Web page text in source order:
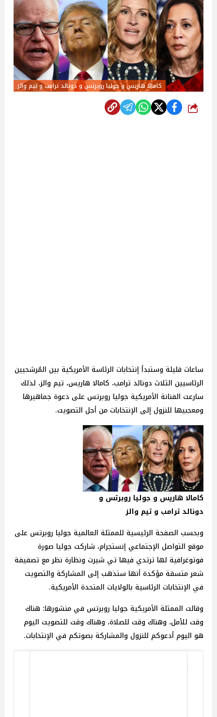
كامالا هاريس و جوليا روبرتس و دونالد ترامب و تيم والز
شارك
ساعات قليلة وستبدأ إنتخابات الرئاسة الأمريكية بين المُرشحيين
الرئاسيين الثلاث دونالد ترامب، كامالا هاريس، تيم والز، لذلك
سارعت الفنانة الأمريكية جوليا روبرتس على دعوة جماهيرها
ومعجبيها للنزول إلى الإنتخابات من أجل التصويت.
كامالا هاريس و جوليا روبرتس و
دونالد ترامب و تيم والز
وبحسب الصفحة الرئيسية للممثلة العالمية جوليا روبرتس على
موقع التواصل الإجتماعي إنستجرام، شاركت جوليا صورة
فوتوغرافية لها ترتدي فيها تي شيرت ونظارة نظر مع تصفيفة
شعر متسقة مؤكدة أنها ستذهب إلى المشاركة والتصويت
في الإنتخابات الرئاسية بالولايات المتحدة الأمريكية.
وقالت الممثلة الأمريكية جوليا روبرتس في منشورها: هناك
وقت للأمل، وهناك وقت للصلاة، وهناك وقت للتصويت اليوم
هو اليوم أدعوكم للنزول والمشاركة بصوتكم في الإنتخابات.